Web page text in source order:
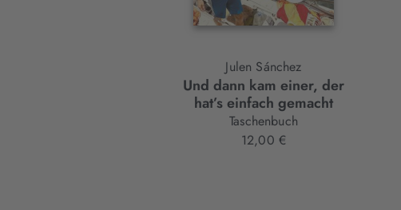
Julen Sánchez
Und dann kam einer, der
hat’s einfach gemacht
Taschenbuch
12,00 €